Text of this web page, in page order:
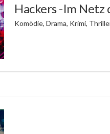
Hackers -Im Netz
Komödie, Drama, Krimi,